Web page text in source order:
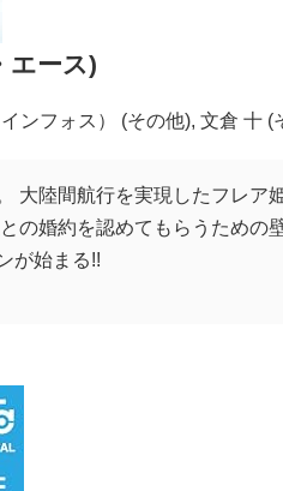
エース)
ンフォス） (その他), 文倉 十 (
大陸間航行を実現したフレア
の婚約を認めてもらうため
が始まる!!